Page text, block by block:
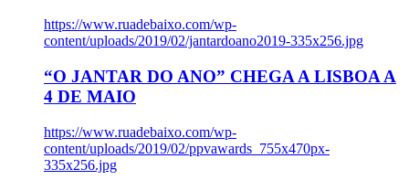
https://www.ruadebaixo.com/wp-
content/uploads/2019/02/jantardoano2019-335x256.jpg
“O JANTAR DO ANO” CHEGA A LISBOA A
4 DE MAIO
https://www.ruadebaixo.com/wp-
content/uploads/2019/02/ppvawards_755x470px-
335x256.jpg